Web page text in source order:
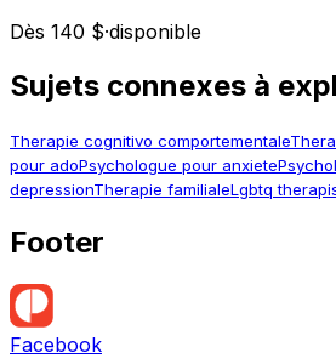
Dès 140 $·disponible
Sujets connexes à
Therapie cognitivo comportementale
pour adoPsychologue pour anxiete
depressionTherapie familialeLgbtq
Footer
Facebook